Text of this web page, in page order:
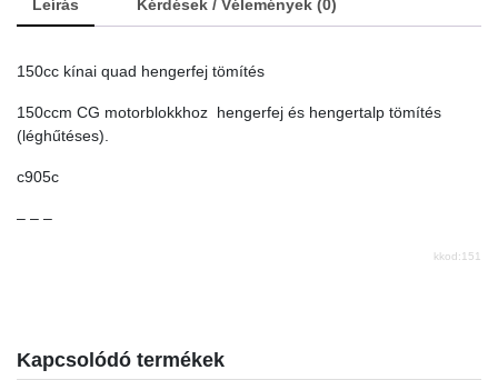
quantity
Leírás Kérdések / Vélemények (0)
150cc kínai quad hengerfej tömítés
150ccm CG motorblokkhoz hengerfej és hengertalp tömítés
(léghűtéses).
c905c
– – –
kkod:151
Kapcsolódó termékek